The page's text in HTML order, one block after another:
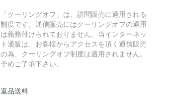
「クーリングオフ」は、訪問販売に適用される
制度です。通信販売にはクーリングオフの適用
は義務付けられておりません。当インターネッ
ト通販は、お客様からアクセスを頂く通信販売
の為、クーリングオフ制度は適用されません。
予めご了承下さい。
返品送料